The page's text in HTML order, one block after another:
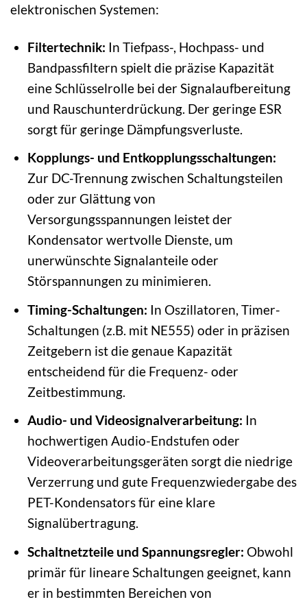
elektronischen Systemen:
Filtertechnik: In Tiefpass-, Hochpass- und
Bandpassfiltern spielt die präzise Kapazität
eine Schlüsselrolle bei der Signalaufbereitung
und Rauschunterdrückung. Der geringe ESR
sorgt für geringe Dämpfungsverluste.
Kopplungs- und Entkopplungsschaltungen:
Zur DC-Trennung zwischen Schaltungsteilen
oder zur Glättung von
Versorgungsspannungen leistet der
Kondensator wertvolle Dienste, um
unerwünschte Signalanteile oder
Störspannungen zu minimieren.
Timing-Schaltungen: In Oszillatoren, Timer-
Schaltungen (z.B. mit NE555) oder in präzisen
Zeitgebern ist die genaue Kapazität
entscheidend für die Frequenz- oder
Zeitbestimmung.
Audio- und Videosignalverarbeitung: In
hochwertigen Audio-Endstufen oder
Videoverarbeitungsgeräten sorgt die niedrige
Verzerrung und gute Frequenzwiedergabe des
PET-Kondensators für eine klare
Signalübertragung.
Schaltnetzteile und Spannungsregler: Obwohl
primär für lineare Schaltungen geeignet, kann
er in bestimmten Bereichen von